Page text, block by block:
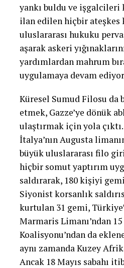
yankı buldu ve işgalcileri
ilan edilen hiçbir ateşkes
uluslararası hukuku
aşarak askeri
yardımlardan mahrum
uygulamaya devam
Küresel Sumud Filosu da
etmek, Gazze’ye dönük
ulaştırmak için yola çıktı.
İtalya’nın Augusta
büyük uluslararası filo
hiçbir somut yaptırım
saldırarak, 180 kişiyi
Siyonist korsanlık
kurtulan 31 gemi,
Marmaris Limanı’ndan
Koalisyonu’ndan da
aynı zamanda Kuzey
Ancak 18 Mayıs sabahı